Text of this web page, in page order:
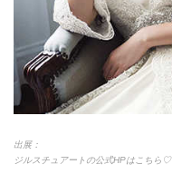
出展：
ジルスチュアートの公式HPはこちら♡